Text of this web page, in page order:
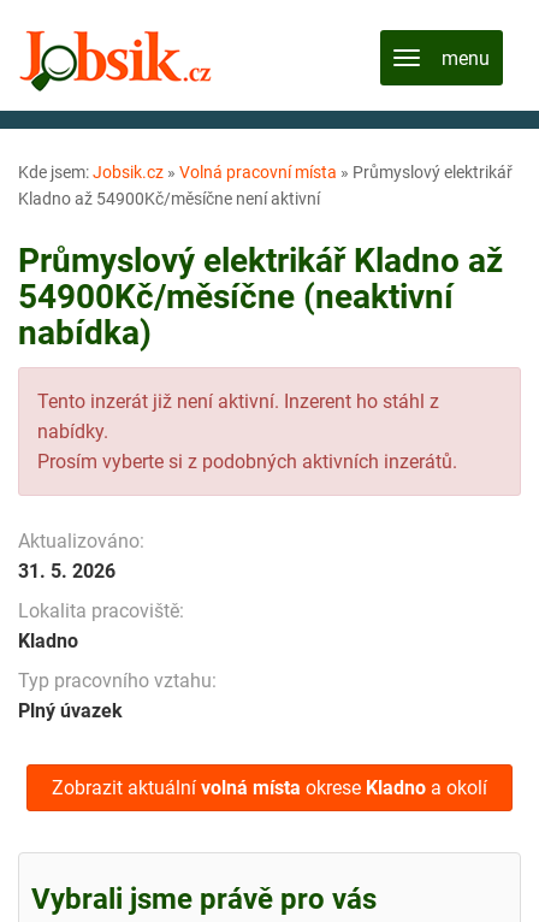
Kde jsem:Jobsik.cz » Volná pracovní místa » Průmyslový elektrikář
Kladno až 54900Kč/měsíčne není aktivní
Průmyslový elektrikář Kladno až
54900Kč/měsíčne (neaktivní
nabídka)
Tento inzerát již není aktivní. Inzerent ho stáhl z
nabídky.
Prosím vyberte si z podobných aktivních inzerátů.
Aktualizováno:
31. 5. 2026
Lokalita pracoviště:
Kladno
Typ pracovního vztahu:
Plný úvazek
Zobrazit aktuální volná místa okrese Kladno a okolí
Vybrali jsme právě pro vás